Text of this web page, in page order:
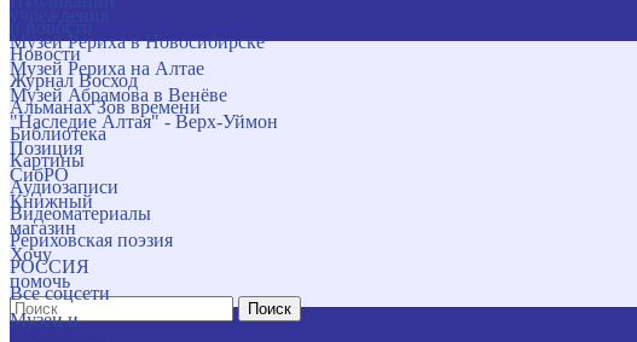
Музей Рериха в Новосибирске
Музей Рериха на Алтае
Музей Абрамова в Венёве
"Наследие Алтая" - Верх-Уймон
Позиция
СибРО
Книжный
магазин
Хочу
помочь
Поиск
Новости
Журнал Восход
Альманах Зов времени
Библиотека
Картины
Аудиозаписи
Видеоматериалы
Рериховская поэзия
РОССИЯ
Все соцсети
Музеи и